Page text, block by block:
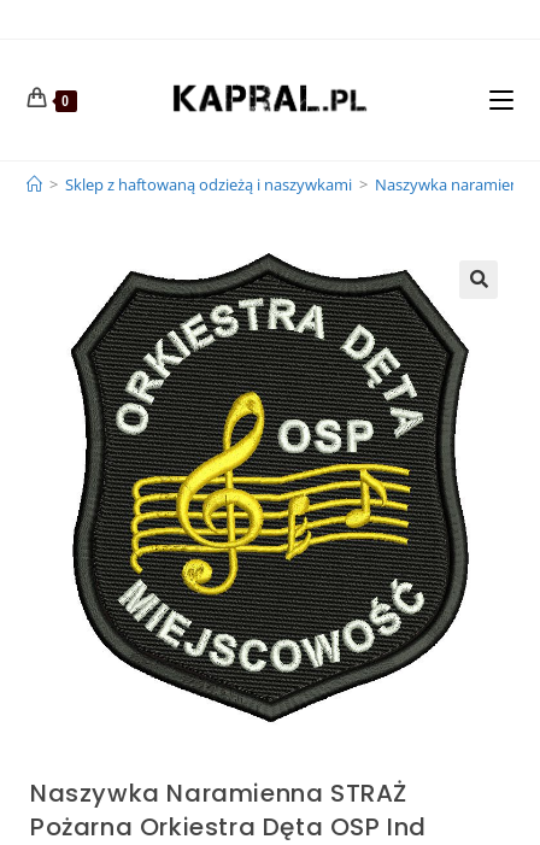
0
> Sklep z haftowaną odzieżą i naszywkami > Naszywka naramienna
Naszywka Naramienna STRAŻ
Pożarna Orkiestra Dęta OSP Ind